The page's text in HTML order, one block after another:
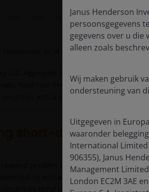
Henderson, as of 30 June 2025.
U.S. Aggregate 1-3 Year Index is a
fixed-rate bonds, including
securities with a maturity between one
short-duration
reward profiles of longer-dated
potential to enhance returns by
securities tend to compensate
Janus Henderson
persoonsgegevens
gegevens over u die
alleen zoals
Wij maken gebruik
ondersteuning van
Uitgegeven in
waaronder
International
906355), Janus
Management
London EC2M 3AE